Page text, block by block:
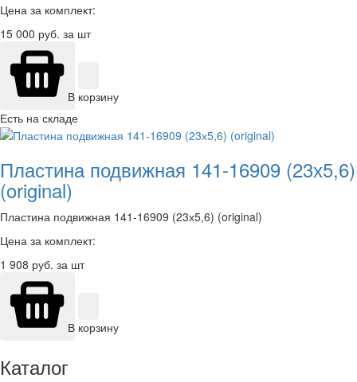
Цена за комплект:
15 000 руб. за шт
В корзину
Есть на складе
Пластина подвижная 141-16909 (23х5,6)
(original)
Пластина подвижная 141-16909 (23х5,6) (original)
Цена за комплект:
1 908 руб. за шт
В корзину
Каталог